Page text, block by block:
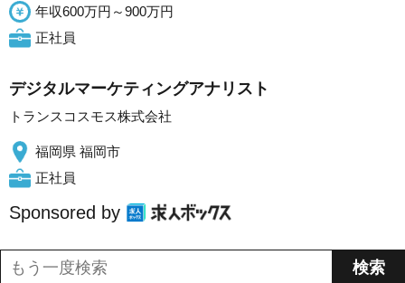
年収600万円～900万円
正社員
デジタルマーケティングアナリスト
トランスコスモス株式会社
福岡県 福岡市
正社員
Sponsored by